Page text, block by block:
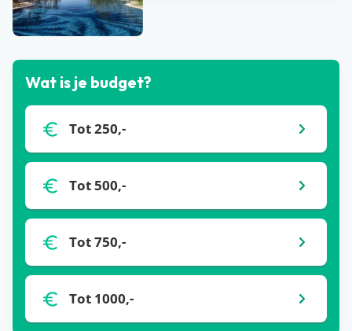
Bekijk alle blogs
Wat is je budget?
Tot 250,-
Tot 500,-
Tot 750,-
Tot 1000,-